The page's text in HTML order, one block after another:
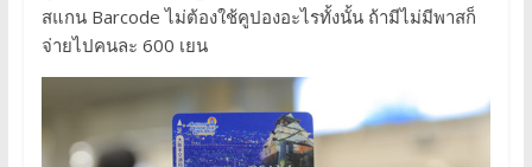
สแกน Barcode ไม่ต้องใช้คูปองอะไรทั้งนั้น ถ้ามีไม่มีพาสก็
จ่ายไปคนละ 600 เยน